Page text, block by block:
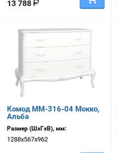
13 788
Комод ММ-316-04 Мокко,
Альба
Размер (ШхГхВ), мм:
1288х567х962